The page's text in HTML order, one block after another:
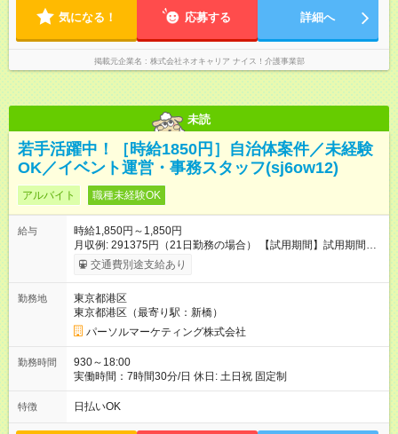
気になる！ 応募する 詳細へ
掲載元企業名 株式会社ネオキャリア ナイス！介護事業部
未読
若手活躍中！［時給1850円］自治体案件／未経験
OK／イベント運営・事務スタッフ(sj6ow12)
アルバイト 職種未経験OK
給与
時給1,850円～1,850円
月収例: 291375円（21日勤務の場合） 【試用期間】試用期間な
し 交通費別途支給あり
勤務地
東京都港区
東京都港区（最寄り駅：新橋）
パーソルマーケティング株式会社
勤務時間
930～18:00
実働時間：7時間30分/日 休日: 土日祝 固定制
特徴 日払いOK